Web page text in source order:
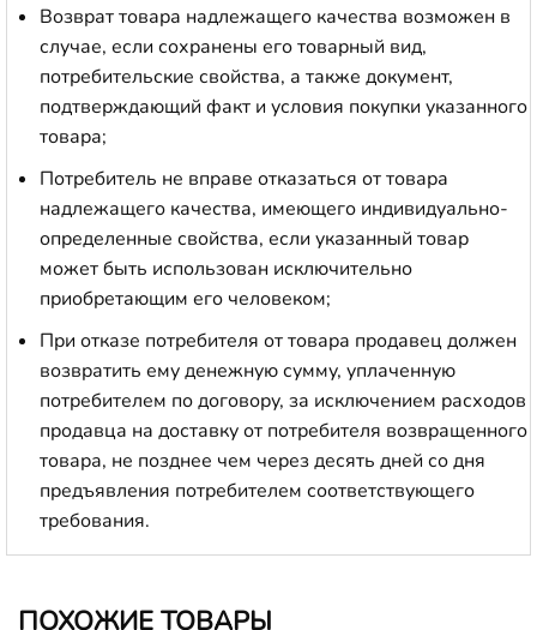
Возврат товара надлежащего качества возможен в
случае, если сохранены его товарный вид,
потребительские свойства, а также документ,
подтверждающий факт и условия покупки указанного
товара;
Потребитель не вправе отказаться от товара
надлежащего качества, имеющего индивидуально-
определенные свойства, если указанный товар
может быть использован исключительно
приобретающим его человеком;
При отказе потребителя от товара продавец должен
возвратить ему денежную сумму, уплаченную
потребителем по договору, за исключением расходов
продавца на доставку от потребителя возвращенного
товара, не позднее чем через десять дней со дня
предъявления потребителем соответствующего
требования.
ПОХОЖИЕ ТОВАРЫ